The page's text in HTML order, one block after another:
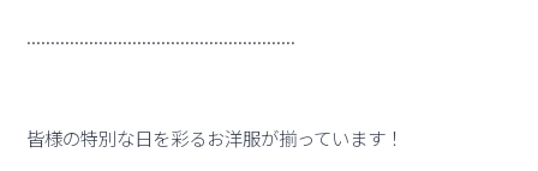
........................................................
皆様の特別な日を彩るお洋服が揃っています！